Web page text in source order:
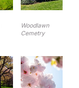
Woodlawn
Cemetry